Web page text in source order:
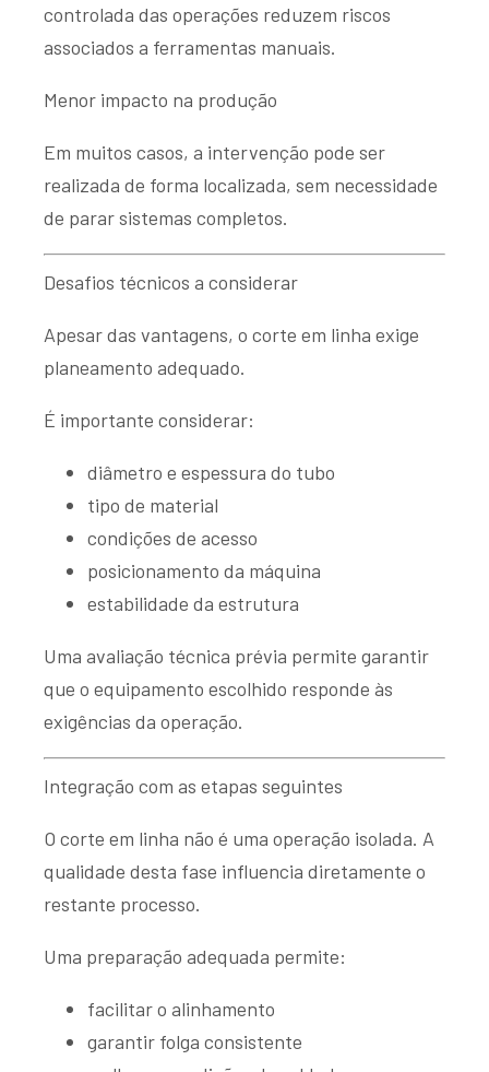
controlada das operações reduzem riscos
associados a ferramentas manuais.
Menor impacto na produção
Em muitos casos, a intervenção pode ser
realizada de forma localizada, sem necessidade
de parar sistemas completos.
Desafios técnicos a considerar
Apesar das vantagens, o corte em linha exige
planeamento adequado.
É importante considerar:
diâmetro e espessura do tubo
tipo de material
condições de acesso
posicionamento da máquina
estabilidade da estrutura
Uma avaliação técnica prévia permite garantir
que o equipamento escolhido responde às
exigências da operação.
Integração com as etapas seguintes
O corte em linha não é uma operação isolada. A
qualidade desta fase influencia diretamente o
restante processo.
Uma preparação adequada permite:
facilitar o alinhamento
garantir folga consistente